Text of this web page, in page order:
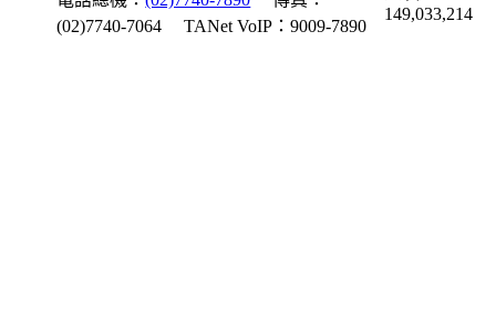
(02)7740-7064
TANet VoIP：9009-7890
149,033,214